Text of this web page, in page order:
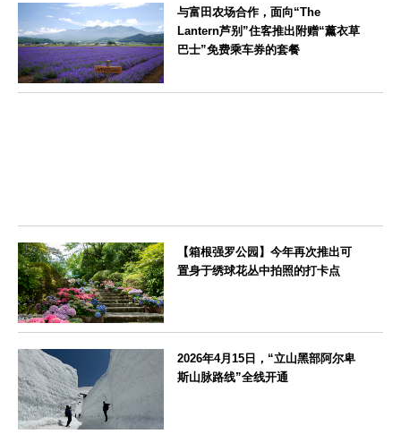
与富田农场合作，面向“The
Lantern芦别”住客推出附赠“薰衣草
巴士”免费乘车券的套餐
【箱根强罗公园】今年再次推出可
置身于绣球花丛中拍照的打卡点
2026年4月15日，“立山黑部阿尔卑
斯山脉路线”全线开通